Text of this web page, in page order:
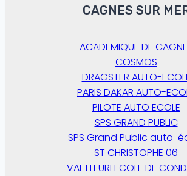
CAGNES SUR
ACADEMIQUE DE
COSMOS
DRAGSTER AUTO-
PARIS DAKAR AUTO-
PILOTE AUTO ECOLE
SPS GRAND PUBLIC
SPS Grand Public auto-
ST CHRISTOPHE 06
VAL FLEURI ECOLE DE